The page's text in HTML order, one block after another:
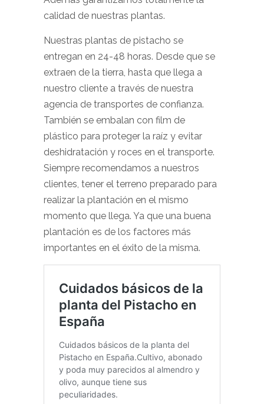
calidad de nuestras plantas.
Nuestras plantas de pistacho se
entregan en 24-48 horas. Desde que se
extraen de la tierra, hasta que llega a
nuestro cliente a través de nuestra
agencia de transportes de confianza.
También se embalan con film de
plástico para proteger la raíz y evitar
deshidratación y roces en el transporte.
Siempre recomendamos a nuestros
clientes, tener el terreno preparado para
realizar la plantación en el mismo
momento que llega. Ya que una buena
plantación es de los factores más
importantes en el éxito de la misma.